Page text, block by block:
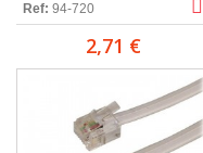
Ref: 94-720
2,71 €